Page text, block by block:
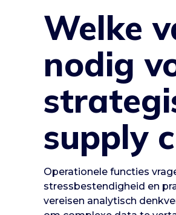
Welke
nodig
supply
Operationele functies
stressbestendigheid en
vereisen analytisch